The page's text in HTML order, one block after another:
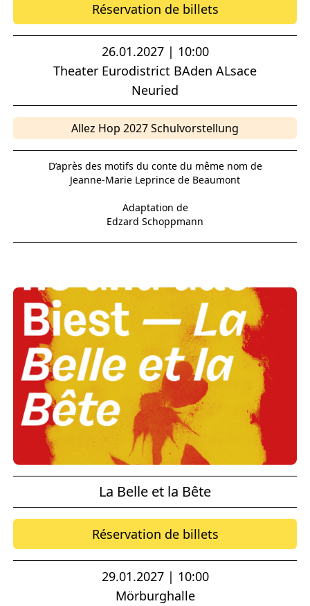
Réservation de billets
26.01.2027 | 10:00
Theater Eurodistrict BAden ALsace
Neuried
Allez Hop 2027 Schulvorstellung
D’après des motifs du conte du même nom de
Jeanne-Marie Leprince de Beaumont
Adaptation de
Edzard Schoppmann
La Belle et la Bête
Réservation de billets
29.01.2027 | 10:00
Mörburghalle